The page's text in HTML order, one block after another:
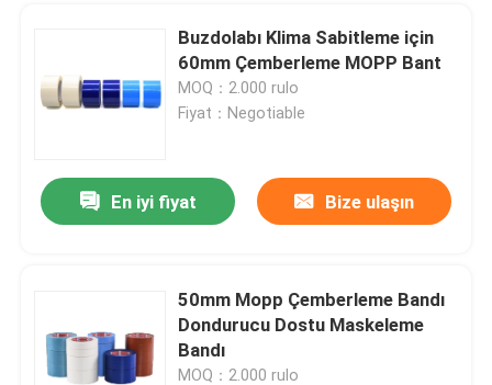
Buzdolabı Klima Sabitleme için
60mm Çemberleme MOPP Bant
MOQ：2.000 rulo
Fiyat：Negotiable
En iyi fiyat Bize ulaşın
50mm Mopp Çemberleme Bandı
Dondurucu Dostu Maskeleme
Bandı
MOQ：2.000 rulo